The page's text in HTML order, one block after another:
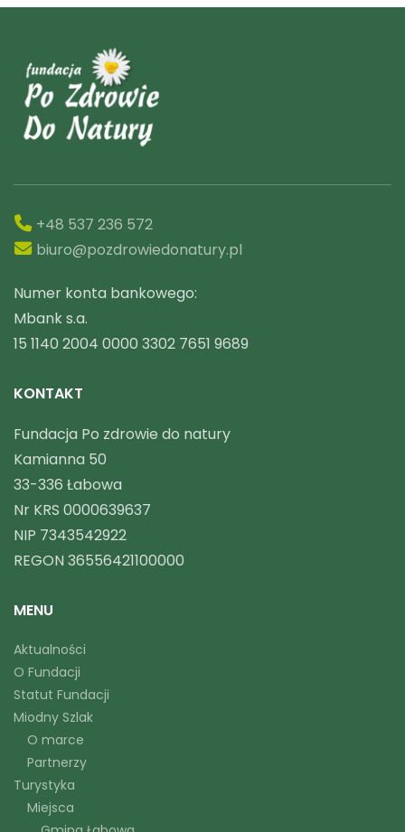
+48 537 236 572
biuro@pozdrowiedonatury.pl
Numer konta bankowego:
Mbank s.a.
15 1140 2004 0000 3302 7651 9689
KONTAKT
Fundacja Po zdrowie do natury
Kamianna 50
33-336 Łabowa
Nr KRS 0000639637
NIP 7343542922
REGON 36556421100000
MENU
Aktualności
O Fundacji
Statut Fundacji
Miodny Szlak
O marce
Partnerzy
Turystyka
Miejsca